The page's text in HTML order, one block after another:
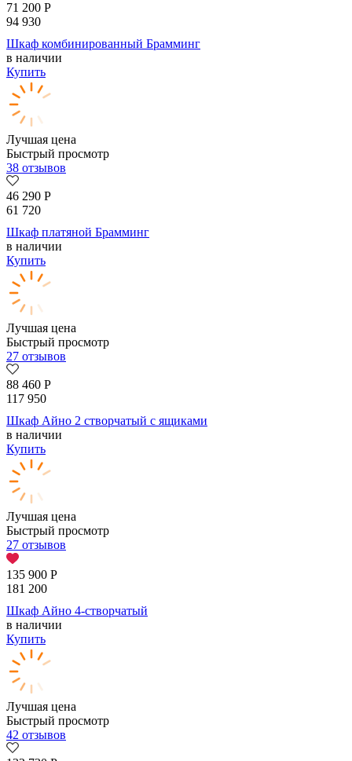
71 200 Р
94 930
Шкаф комбинированный Брамминг
в наличии
Купить
Лучшая цена
Быстрый просмотр
38 отзывов
46 290 Р
61 720
Шкаф платяной Брамминг
в наличии
Купить
Лучшая цена
Быстрый просмотр
27 отзывов
88 460 Р
117 950
Шкаф Айно 2 створчатый с ящиками
в наличии
Купить
Лучшая цена
Быстрый просмотр
27 отзывов
135 900 Р
181 200
Шкаф Айно 4-створчатый
в наличии
Купить
Лучшая цена
Быстрый просмотр
42 отзывов